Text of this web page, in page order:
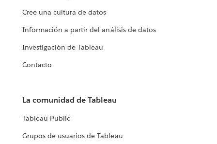
Cree una cultura de datos
Información a partir del análisis de datos
Investigación de Tableau
Contacto
La comunidad de Tableau
Tableau Public
Grupos de usuarios de Tableau